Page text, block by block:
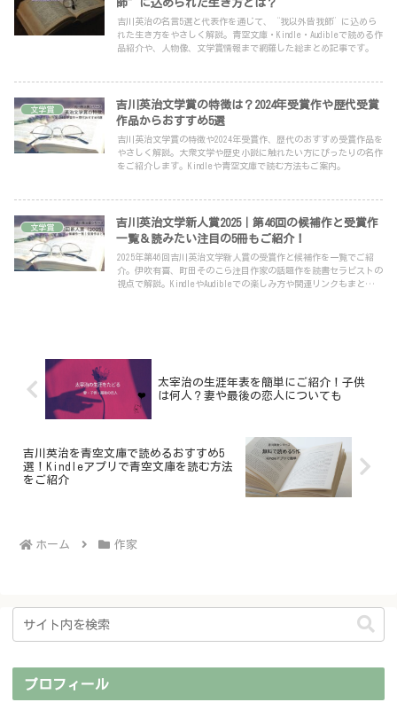
師”に込められた生き方とは？
吉川英治の名言5選と代表作を通じて、“我以外皆我師”に込めら
れた生き方をやさしく解説。青空文庫・Kindle・Audibleで読める作
品紹介や、人物像、文学賞情報まで網羅した総まとめ記事です。
文学賞
吉川英治文学賞の特徴は？2024年受賞作や歴代受賞
作品からおすすめ5選
吉川英治文学賞の特徴や2024年受賞作、歴代のおすすめ受賞作品を
やさしく解説。大衆文学や歴史小説に触れたい方にぴったりの名作
をご紹介します。Kindleや青空文庫で読む方法もご案内。
文学賞
吉川英治文学新人賞2025｜第46回の候補作と受賞作
一覧＆読みたい注目の5冊もご紹介！
2025年第46回吉川英治文学新人賞の受賞作と候補作を一覧でご紹
介。伊吹有喜、町田そのこら注目作家の話題作を読書セラピストの
視点で解説。KindleやAudibleでの楽しみ方や関連リンクもまとめま
太宰治の生涯年表を簡単にご紹介！子供
は何人？妻や最後の恋人についても
吉川英治を青空文庫で読めるおすすめ5
選！Kindleアプリで青空文庫を読む方法
をご紹介
ホーム 作家
プロフィール